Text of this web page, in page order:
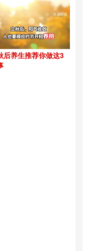
后养生推荐你做这3